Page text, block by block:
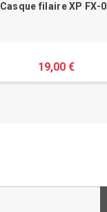
Casque filaire XP FX-
19,00 €